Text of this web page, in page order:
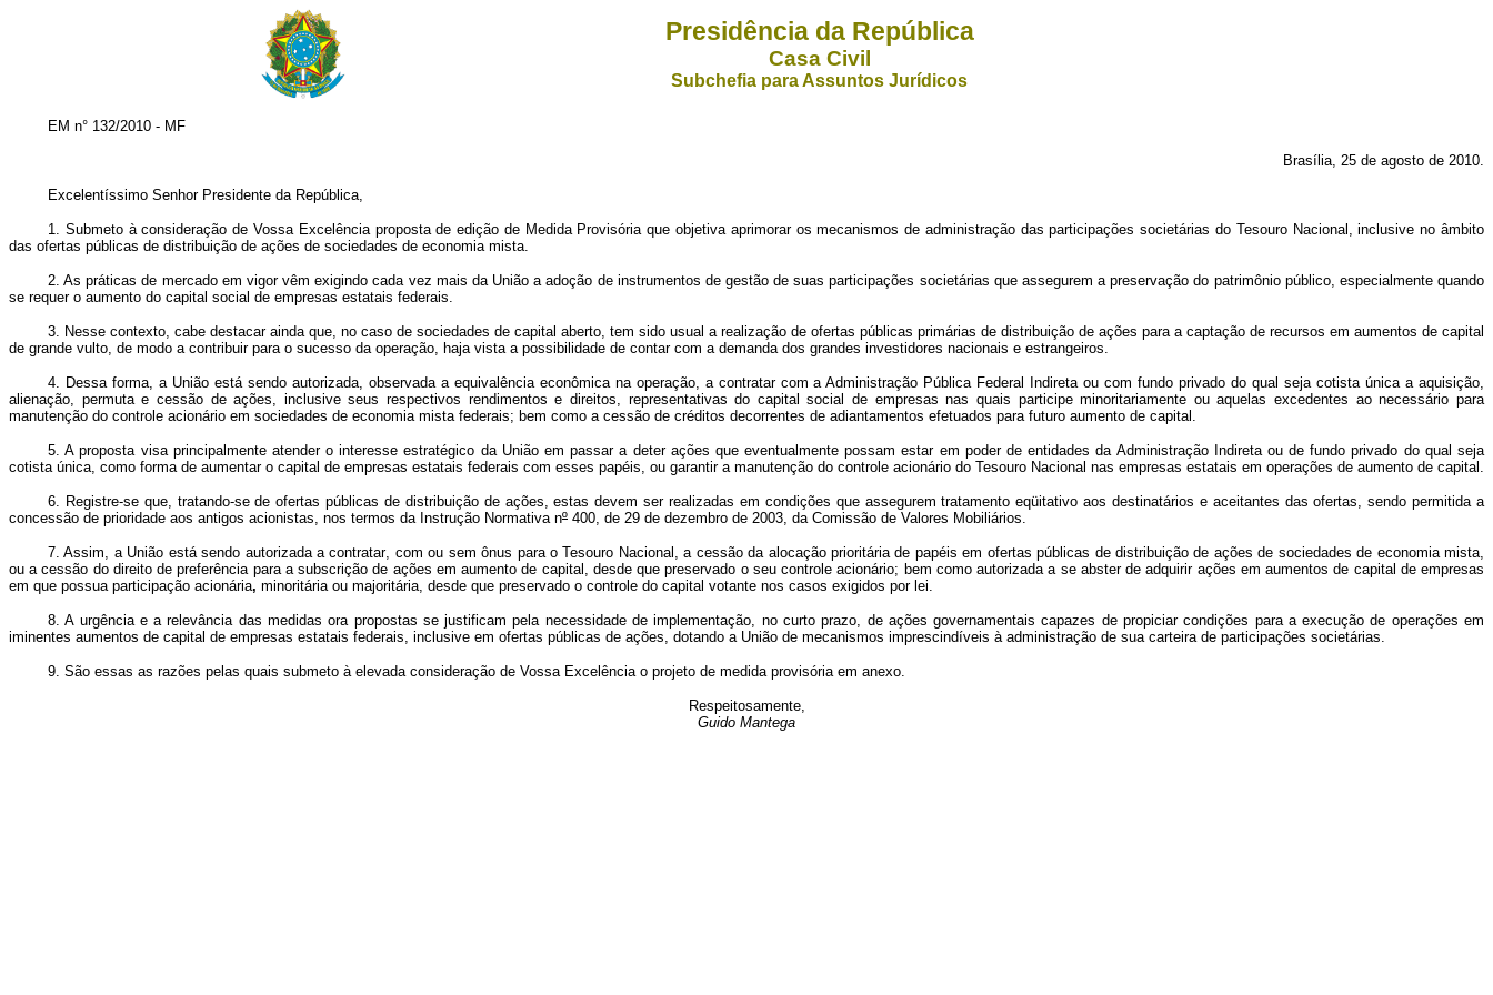
Presidência da República
Casa Civil
Subchefia para Assuntos Jurídicos
EM n° 132/2010 - MF
Brasília, 25 de agosto de 2010.
Excelentíssimo Senhor Presidente da República,
1. Submeto à consideração de Vossa Excelência proposta de edição de Medida Provisória que objetiva aprimorar os mecanismos de administração das participações societárias do Tesouro Nacional, inclusive no âmbito
das ofertas públicas de distribuição de ações de sociedades de economia mista.
2. As práticas de mercado em vigor vêm exigindo cada vez mais da União a adoção de instrumentos de gestão de suas participações societárias que assegurem a preservação do patrimônio público, especialmente quando
se requer o aumento do capital social de empresas estatais federais.
3. Nesse contexto, cabe destacar ainda que, no caso de sociedades de capital aberto, tem sido usual a realização de ofertas públicas primárias de distribuição de ações para a captação de recursos em aumentos de capital
de grande vulto, de modo a contribuir para o sucesso da operação, haja vista a possibilidade de contar com a demanda dos grandes investidores nacionais e estrangeiros.
4. Dessa forma, a União está sendo autorizada, observada a equivalência econômica na operação, a contratar com a Administração Pública Federal Indireta ou com fundo privado do qual seja cotista única a aquisição,
alienação, permuta e cessão de ações, inclusive seus respectivos rendimentos e direitos, representativas do capital social de empresas nas quais participe minoritariamente ou aquelas excedentes ao necessário para
manutenção do controle acionário em sociedades de economia mista federais; bem como a cessão de créditos decorrentes de adiantamentos efetuados para futuro aumento de capital.
5.A proposta visa principalmente atender o interesse estratégico da União em passar a deter ações que eventualmente possam estar em poder de entidades da Administração Indireta ou de fundo privado do qual seja
cotista única, como forma de aumentar o capital de empresas estatais federais com esses papéis, ou garantir a manutenção do controle acionário do Tesouro Nacional nas empresas estatais em operações de aumento de capital.
6. Registre-se que, tratando-se de ofertas públicas de distribuição de ações, estas devem ser realizadas em condições que assegurem tratamento eqüitativo aos destinatários e aceitantes das ofertas, sendo permitida a
concessão de prioridade aos antigos acionistas, nos termos da Instrução Normativa nº 400, de 29 de dezembro de 2003, da Comissão de Valores Mobiliários.
7. Assim, a União está sendo autorizada a contratar, com ou sem ônus para o Tesouro Nacional,a cessão da alocação prioritária de papéis em ofertas públicas de distribuição de ações de sociedades de economia mista,
ou a cessão do direito de preferência para a subscrição de ações em aumento de capital, desde que preservado o seu controle acionário; bem como autorizada a se abster de adquirir ações em aumentos de capital de empresas
em que possua participação acionária, minoritária ou majoritária, desde que preservado o controle do capital votante nos casos exigidos por lei.
8. A urgência e a relevância das medidas ora propostas se justificam pela necessidade de implementação, no curto prazo, de ações governamentais capazes de propiciar condições para a execução de operações em
iminentes aumentos de capital de empresas estatais federais, inclusive em ofertas públicas de ações, dotando a União de mecanismos imprescindíveis à administração de sua carteira de participações societárias.
9. São essas as razões pelas quais submeto à elevada consideração de Vossa Excelência o projeto de medida provisória em anexo.
Respeitosamente,
Guido Mantega